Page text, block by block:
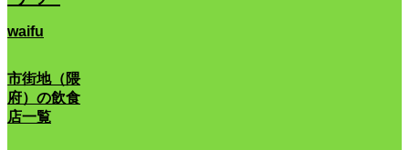
waifu
市街地（隈
府）の飲食
店一覧